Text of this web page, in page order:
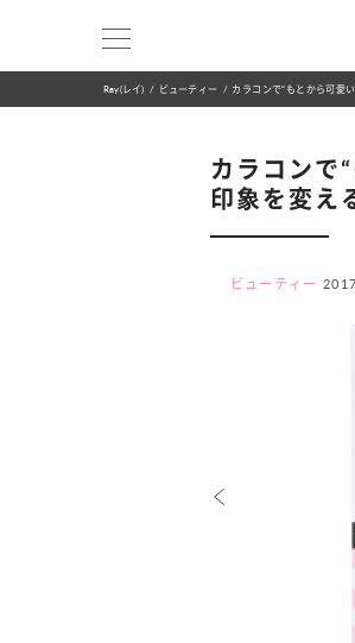
Ray(レイ) ビューティー カラコンで“もとから可愛
カラコンで
印象を変え
ビューティー